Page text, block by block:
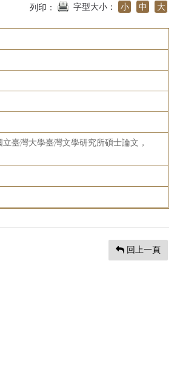
列印： 字型大小： 小 中 大
臺灣大學臺灣文學研究所碩士論文，
回上一頁